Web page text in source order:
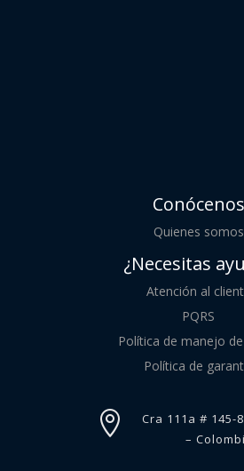
Conócenos
Quienes somos
¿Necesitas
Atención al
PQRS
Política de manejo
Política de

Cra 111a # 145-
–